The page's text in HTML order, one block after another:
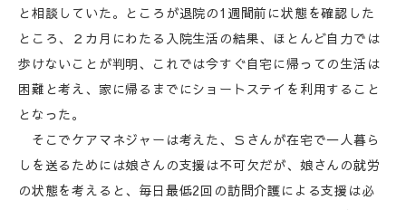
と相談していた。ところが退院の1週間前に状態を確認した
ところ、２カ月にわたる入院生活の結果、ほとんど自力では
歩けないことが判明、これでは今すぐ自宅に帰っての生活は
困難と考え、家に帰るまでにショートステイを利用すること
となった。
そこでケアマネジャーは考えた、Ｓさんが在宅で一人暮ら
しを送るためには娘さんの支援は不可欠だが、娘さんの就労
の状態を考えると、毎日最低2回の訪問介護による支援は必